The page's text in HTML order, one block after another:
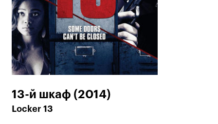
13-й шкаф (2014)
Locker 13